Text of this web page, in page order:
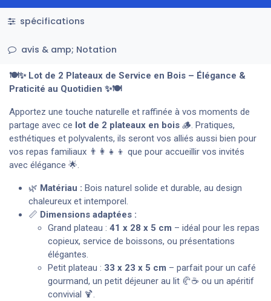
spécifications
avis & amp; Notation
🍽️✨ Lot de 2 Plateaux de Service en Bois – Élégance &
Praticité au Quotidien ✨🍽️
Apportez une touche naturelle et raffinée à vos moments de
partage avec ce lot de 2 plateaux en bois 🪵. Pratiques,
esthétiques et polyvalents, ils seront vos alliés aussi bien pour
vos repas familiaux 👨‍👩‍👧‍👦 que pour accueillir vos invités
avec élégance 🌟.
🌿 Matériau : Bois naturel solide et durable, au design
chaleureux et intemporel.
📏 Dimensions adaptées :
Grand plateau : 41 x 28 x 5 cm – idéal pour les repas
copieux, service de boissons, ou présentations
élégantes.
Petit plateau : 33 x 23 x 5 cm – parfait pour un café
gourmand, un petit déjeuner au lit 🥐☕ ou un apéritif
convivial 🍹.